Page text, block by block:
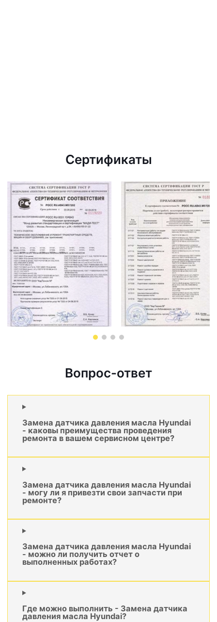
Сертификаты
Вопрос-ответ
Замена датчика давления масла Hyundai
- каковы преимущества проведения
ремонта в вашем сервисном центре?
Замена датчика давления масла Hyundai
- могу ли я привезти свои запчасти при
ремонте?
Замена датчика давления масла Hyundai
- можно ли получить отчет о
выполненных работах?
Где можно выполнить - Замена датчика
давления масла Hyundai?